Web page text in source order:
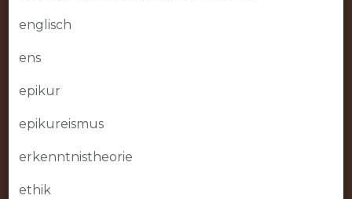
englisch
ens
epikur
epikureismus
erkenntnistheorie
ethik